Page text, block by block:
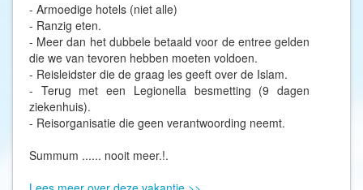
- Armoedige hotels (niet alle)
- Ranzig eten.
- Meer dan het dubbele betaald voor de entree gelden
die we van tevoren hebben moeten voldoen.
- Reisleidster die de graag les geeft over de Islam.
- Terug met een Legionella besmetting (9 dagen
ziekenhuis).
- Reisorganisatie die geen verantwoording neemt.
Summum ...... nooit meer.!.